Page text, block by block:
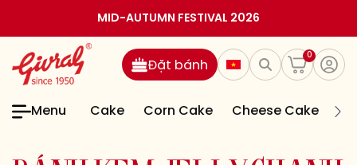
MID-AUTUMN FESTIVAL 2026
0
Đặt bánh
Menu Cake Corn Cake Cheese Cake